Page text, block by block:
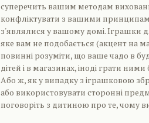
суперечить вашим методам
конфліктувати з вашими
з'являлися у вашому домі. Іграшки
яке вам не подобається (акцент на
повинні розуміти, що ваше чадо в
дітей і в магазинах, іноді грати
Або ж, як у випадку з іграшковою
або використовувати сторонні
поговоріть з дитиною про те, чому